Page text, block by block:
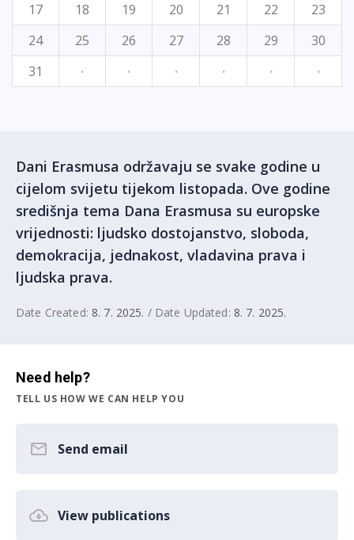
17
18 19 20 21 22
23
24
25 26 27 28 29
30
31
· · · · · ·
Dani Erasmusa održavaju se svake godine u
cijelom svijetu tijekom listopada. Ove godine
središnja tema Dana Erasmusa su europske
vrijednosti: ljudsko dostojanstvo, sloboda,
demokracija, jednakost, vladavina prava i
ljudska prava.
Date Created: 8. 7. 2025. / Date Updated: 8. 7. 2025.
Need help?
TELL US HOW WE CAN HELP YOU
Send email
View publications